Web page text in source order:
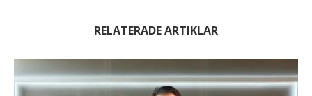
RELATERADE ARTIKLAR